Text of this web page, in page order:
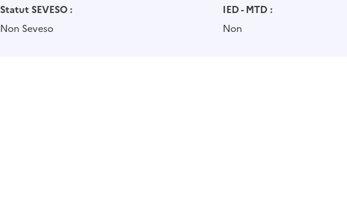
Statut SEVESO :
Non Seveso
IED - MTD :
Non